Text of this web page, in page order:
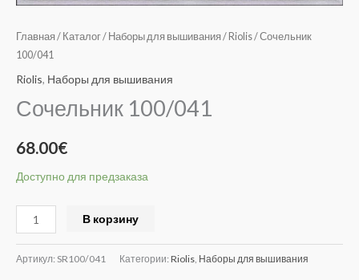
Главная / Каталог/ Наборы для вышивания / Riolis/ Сочельник
100/041
Riolis, Наборы для вышивания
Сочельник 100/041
68.00€
Доступно для предзаказа
В корзину
Артикул: SR100/041 Категории: Riolis Наборы для вышивания